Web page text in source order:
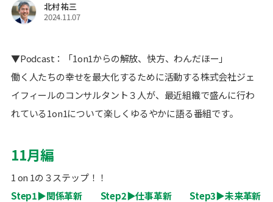
北村 祐三
2024.11.07
▼Podcast：「1on1からの解放、快方、わんだほー」
働く人たちの幸せを最大化するために活動する株式会社ジェ
イフィールのコンサルタント３人が、最近組織で盛んに行わ
れている1on1について楽しくゆるやかに語る番組です。
11月編
1 on 1の３ステップ！！
Step1▶関係革新 Step2▶仕事革新 Step3▶未来革新